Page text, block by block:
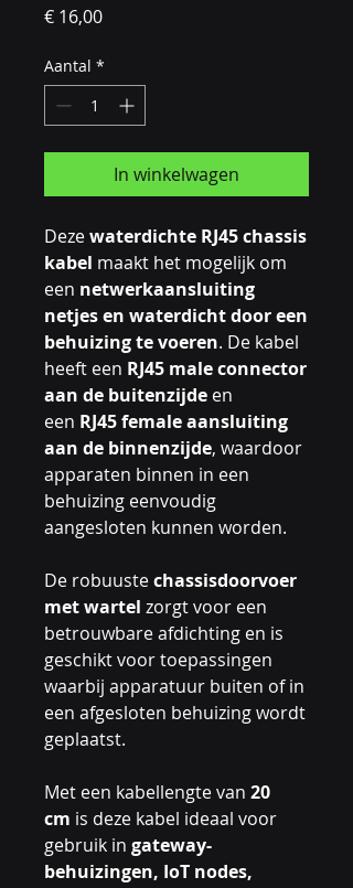
€ 16,00Prijs
Aantal *
In winkelwagen
Dezewaterdichte RJ45 chassis
kabel maakt het mogelijk om
een netwerkaansluiting
netjes en waterdicht door een
behuizing te voeren. De kabel
heeft een RJ45 male connector
aan de buitenzijde en
een RJ45 female aansluiting
aan de binnenzijde, waardoor
apparaten binnen in een
behuizing eenvoudig
aangesloten kunnen worden.
De robuustechassisdoorvoer
met wartel zorgt voor een
betrouwbare afdichting en is
geschikt voor toepassingen
waarbij apparatuur buiten of in
een afgesloten behuizing wordt
geplaatst.
Met een kabellengte van 20
cm is deze kabel ideaal voor
gebruik in gateway-
behuizingen, IoT nodes,